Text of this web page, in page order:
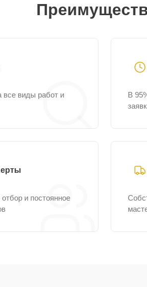
все виды работ и
В
и постоянное